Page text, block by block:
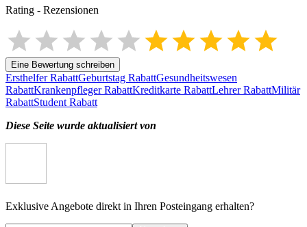
Rating - Rezensionen
Eine Bewertung schreiben
Ersthelfer RabattGeburtstag RabattGesundheitswesen
RabattKrankenpfleger RabattKreditkarte RabattLehrer RabattMilitär
RabattStudent Rabatt
Diese Seite wurde aktualisiert von
Exklusive Angebote direkt in Ihren Posteingang erhalten?